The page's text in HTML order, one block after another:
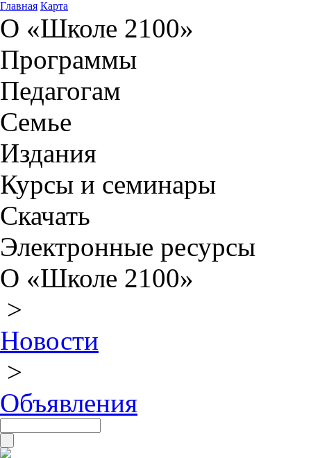
Главная Карта
О «Школе 2100»
Программы
Педагогам
Семье
Издания
Курсы и семинары
Скачать
Электронные ресурсы
О «Школе 2100»
>
Новости
>
Объявления